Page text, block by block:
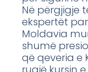
Në përgjigje
ekspertët
Moldavia
shumë
që qeveria e